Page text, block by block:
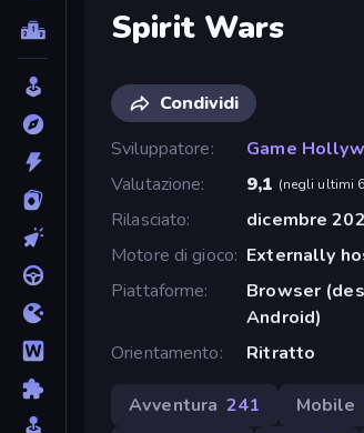
Spirit Wars
Condividi
Sviluppatore
Game
Valutazione
9,1 (negli ultimi
Rilasciato
dicembre
Motore di gioco Externally
Piattaforme
Browser
Android)
Orientamento
Ritratto
Avventura 241 Mobile